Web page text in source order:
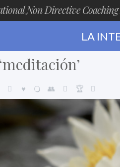
Non Directive Coaching
LA